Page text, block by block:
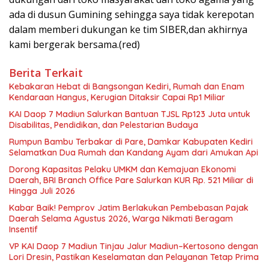
ada di dusun Gumining sehingga saya tidak kerepotan
dalam memberi dukungan ke tim SIBER,dan akhirnya
kami bergerak bersama.(red)
Berita Terkait
Kebakaran Hebat di Bangsongan Kediri, Rumah dan Enam
Kendaraan Hangus, Kerugian Ditaksir Capai Rp1 Miliar
KAI Daop 7 Madiun Salurkan Bantuan TJSL Rp123 Juta untuk
Disabilitas, Pendidikan, dan Pelestarian Budaya
Rumpun Bambu Terbakar di Pare, Damkar Kabupaten Kediri
Selamatkan Dua Rumah dan Kandang Ayam dari Amukan Api
Dorong Kapasitas Pelaku UMKM dan Kemajuan Ekonomi
Daerah, BRI Branch Office Pare Salurkan KUR Rp. 521 Miliar di
Hingga Juli 2026
Kabar Baik! Pemprov Jatim Berlakukan Pembebasan Pajak
Daerah Selama Agustus 2026, Warga Nikmati Beragam
Insentif
VP KAI Daop 7 Madiun Tinjau Jalur Madiun–Kertosono dengan
Lori Dresin, Pastikan Keselamatan dan Pelayanan Tetap Prima